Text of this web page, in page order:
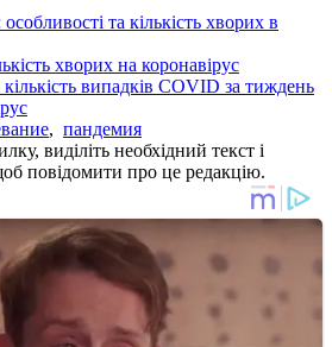
та кількість хворих в
хворих на коронавірус
кількість випадків COVID за тиждень
, пандемия
виділіть необхідний текст і
повідомити про це редакцію.